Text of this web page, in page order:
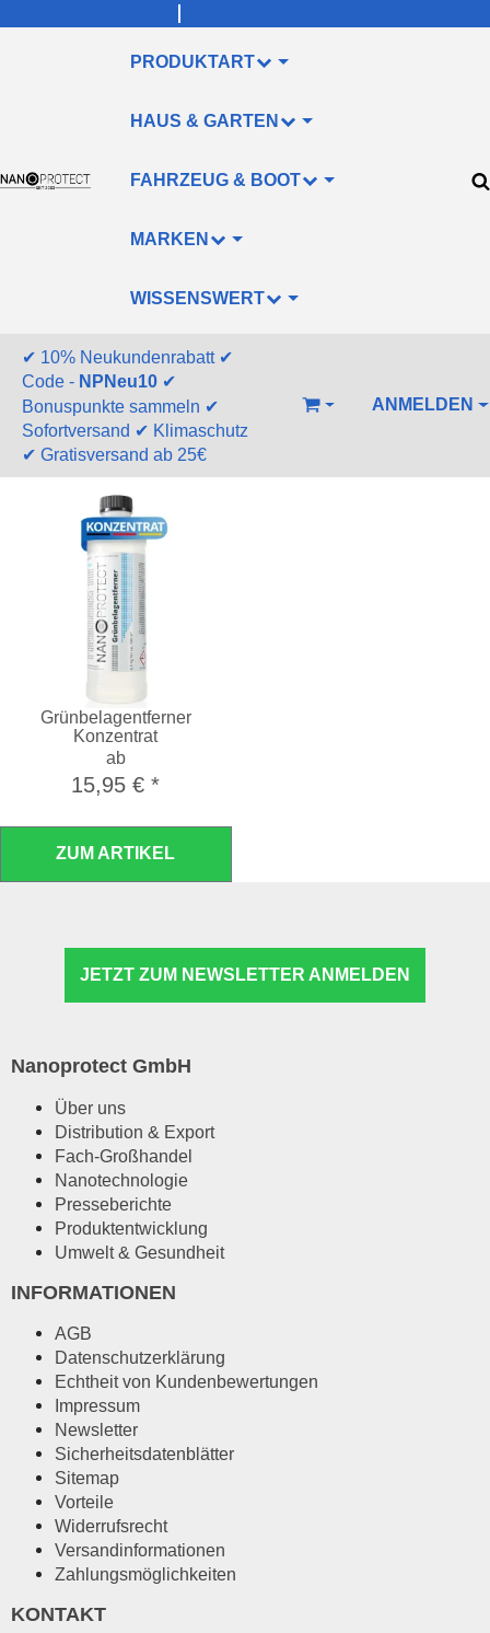
PRODUKTART
HAUS & GARTEN
FAHRZEUG & BOOT
MARKEN
WISSENSWERT
✔ 10% Neukundenrabatt✔
Code - NPNeu10 ✔
Bonuspunkte sammeln ✔
Sofortversand ✔ Klimaschutz
✔ Gratisversand ab 25€
WARENKORBANMELDEN
Grünbelagentferner
Konzentrat
ab
15,95 €*
ZUM ARTIKEL
JETZT ZUM NEWSLETTER ANMELDEN
Nanoprotect GmbH
Über uns
Distribution & Export
Fach-Großhandel
Nanotechnologie
Presseberichte
Produktentwicklung
Umwelt & Gesundheit
INFORMATIONEN
AGB
Datenschutzerklärung
Echtheit von Kundenbewertungen
Impressum
Newsletter
Sicherheitsdatenblätter
Sitemap
Vorteile
Widerrufsrecht
Versandinformationen
Zahlungsmöglichkeiten
KONTAKT